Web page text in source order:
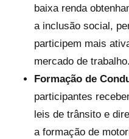
baixa renda
a inclusão social,
participem mais
mercado de trabalho.
Formação de
participantes
leis de trânsito e
a formação de